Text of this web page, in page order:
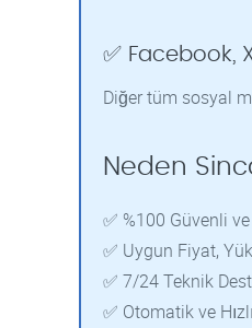
✅ Facebook,
Diğer tüm sosyal
Neden
✅ %100 Güvenli
✅ Uygun Fiyat,
✅ 7/24 Teknik
✅ Otomatik ve